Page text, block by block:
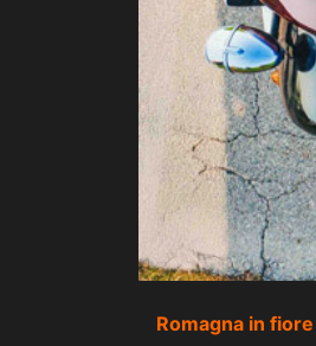
Romagna in fiore